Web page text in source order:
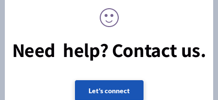
Need help? Contact us.
Let's connect